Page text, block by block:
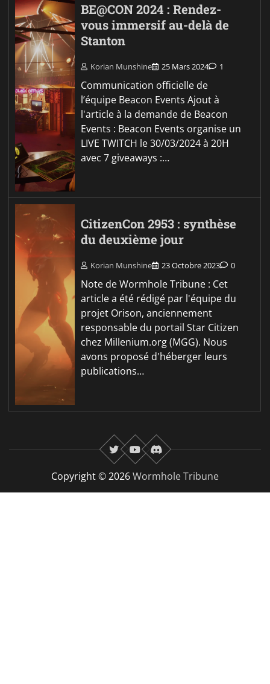
BE@CON 2024 : Rendez-
vous immersif au-delà de
Stanton
Korian Munshine 25 Mars 2024 1
Communication officielle de
l’équipe Beacon Events Ajout à
l'article à la demande de Beacon
Events : Beacon Events organise un
LIVE TWITCH le 30/03/2024 à 20H
avec 7 giveaways :…
CitizenCon 2953 : synthèse
du deuxième jour
Korian Munshine 23 Octobre 2023 0
Note de Wormhole Tribune : Cet
article a été rédigé par l'équipe du
projet Orison, anciennement
responsable du portail Star Citizen
chez Millenium.org (MGG). Nous
avons proposé d'héberger leurs
publications…
twitteryoutubeDiscord
Copyright © 2026Wormhole Tribune